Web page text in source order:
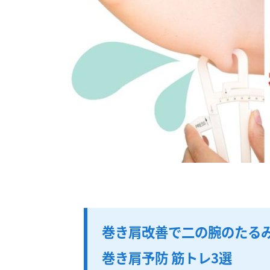
巻き肩改善で二の腕のたる
巻き肩予防 筋トレ3選